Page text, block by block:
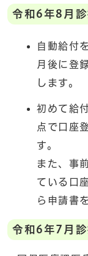
令和6年8月
自動給付
月後に登
します。
初めて給
点で口座
す。
また、事
ている口
ら申請書
令和6年7月